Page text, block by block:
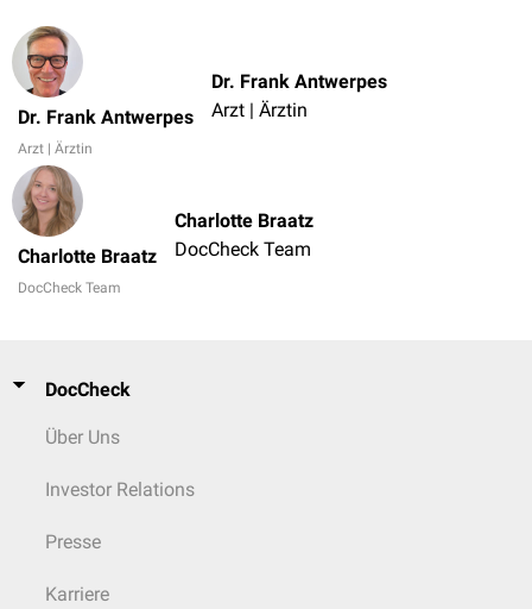
Dr. Frank Antwerpes
Arzt | Ärztin
Dr. Frank Antwerpes
Arzt | Ärztin
Charlotte Braatz
DocCheck Team
Charlotte Braatz
DocCheck Team
DocCheck
Über Uns
Investor Relations
Presse
Karriere